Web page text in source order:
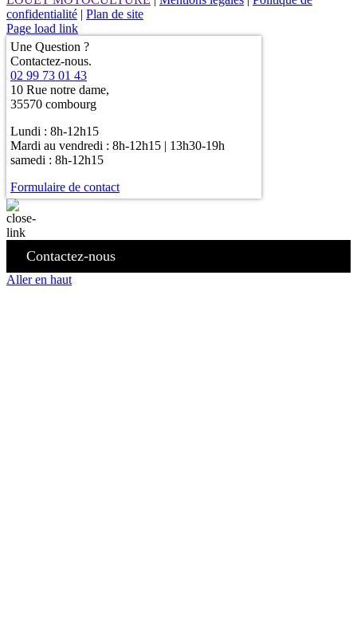
confidentialité | Plan de site
Page load link
Une Question ?
Contactez-nous.
02 99 73 01 43
10 Rue notre dame,
35570 combourg
Lundi : 8h-12h15
Mardi au vendredi : 8h-12h15 | 13h30-19h
samedi : 8h-12h15
Formulaire de contact
Contactez-nous
Aller en haut